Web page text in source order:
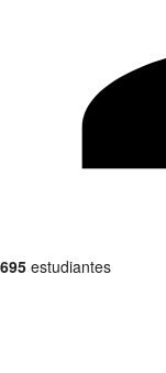
695 estudiantes